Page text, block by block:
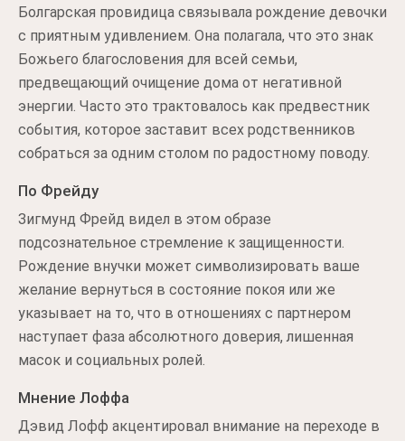
Болгарская провидица связывала рождение девочки
с приятным удивлением. Она полагала, что это знак
Божьего благословения для всей семьи,
предвещающий очищение дома от негативной
энергии. Часто это трактовалось как предвестник
события, которое заставит всех родственников
собраться за одним столом по радостному поводу.
По Фрейду
Зигмунд Фрейд видел в этом образе
подсознательное стремление к защищенности.
Рождение внучки может символизировать ваше
желание вернуться в состояние покоя или же
указывает на то, что в отношениях с партнером
наступает фаза абсолютного доверия, лишенная
масок и социальных ролей.
Мнение Лоффа
Дэвид Лофф акцентировал внимание на переходе в